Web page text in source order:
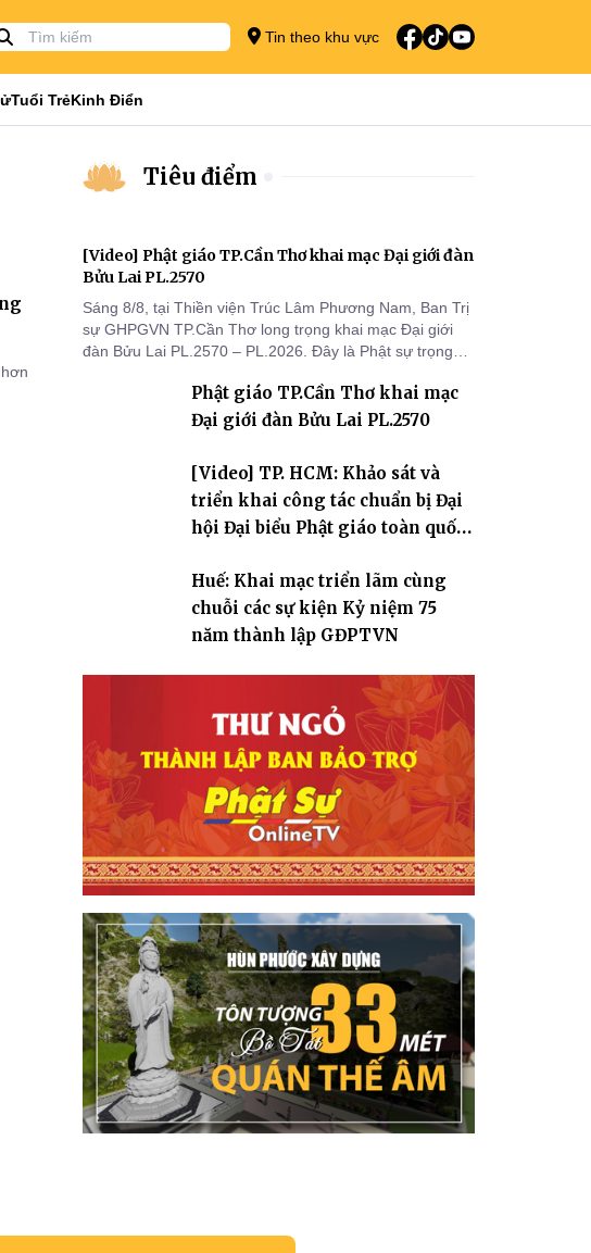
Tin theo khu vực
Tuổi TrẻKinh Điển
Tiêu điểm
[Video] Phật giáo TP.Cần Thơ khai mạc Đại giới đàn
Bửu Lai PL.2570
Sáng 8/8, tại Thiền viện Trúc Lâm Phương Nam, Ban Trị
sự GHPGVN TP.Cần Thơ long trọng khai mạc Đại giới
đàn Bửu Lai PL.2570 – PL.2026. Đây là Phật sự trọng
của Đại hội Phật giáo thành phố lần thứ I, thể hiện sự
quan tâm đối với công tác truyền giới, đào tạo Tăng tài
Phật giáo TP.Cần Thơ khai mạc
Đại giới đàn Bửu Lai PL.2570
[Video] TP. HCM: Khảo sát và
triển khai công tác chuẩn bị Đại
hội Đại biểu Phật giáo toàn quốc
Huế: Khai mạc triển lãm cùng
chuỗi các sự kiện Kỷ niệm 75
năm thành lập GĐPTVN